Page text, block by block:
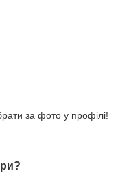
за фото у профілі!